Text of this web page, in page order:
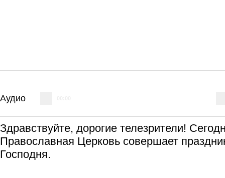
Аудио
Здравствуйте, дорогие телезрители!
Православная Церковь совершает
Господня.